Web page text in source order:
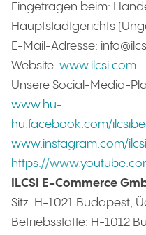
Eingetragen beim:
Hauptstadtgerichts
E-Mail-Adresse:
Website: www.ilcsi.com
Unsere Social-Media-
www.hu-
hu.facebook.com/
www.instagram.com/
https://
ILCSI E-Commerce
Sitz: H-1021 Budapest,
Betriebsstätte: H-1012